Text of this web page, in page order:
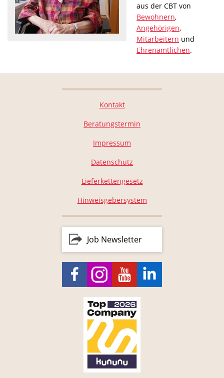
aus der CBT von
Bewohnern,
Angehörigen,
Mitarbeitern und
Ehrenamtlichen.
Kontakt
Beratungstermin
Impressum
Datenschutz
Lieferkettengesetz
Hinweisgebersystem
Job Newsletter